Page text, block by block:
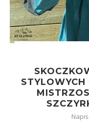
STYLOWYCH